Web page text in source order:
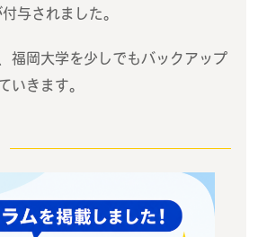
与されました。
福岡大学を少しでもバックアップ
いきます。